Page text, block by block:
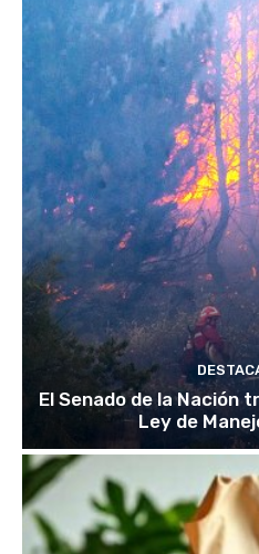
El Senado de la Nación
Ley de